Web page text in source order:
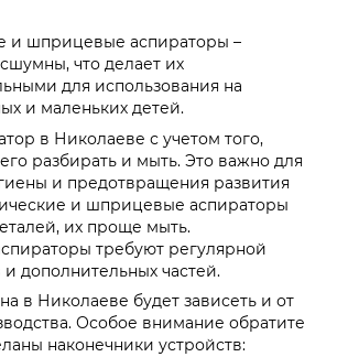
и шприцевые аспираторы –
что делает их
для использования на
и маленьких детей.
в Николаеве с учетом того,
разбирать и мыть. Это важно для
и предотвращения развития
и шприцевые аспираторы
их проще мыть.
требуют регулярной
дополнительных частей.
в Николаеве будет зависеть и от
Особое внимание обратите
наконечники устройств: